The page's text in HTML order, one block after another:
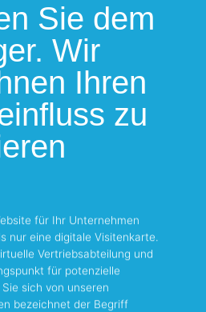
Sie dem
Wir
Ihren
zu
für Ihr Unternehmen
nur eine digitale Visitenkarte.
Vertriebsabteilung und
für potenzielle
sich von unseren
bezeichnet der Begriff